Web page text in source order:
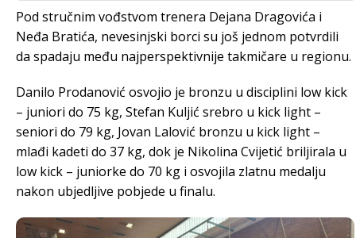
Pod stručnim vođstvom trenera Dejana Dragovića i
Neđa Bratića, nevesinjski borci su još jednom potvrdili
da spadaju među najperspektivnije takmičare u regionu.
Danilo Prodanović osvojio je bronzu u disciplini low kick
– juniori do 75 kg, Stefan Kuljić srebro u kick light –
seniori do 79 kg, Jovan Lalović bronzu u kick light –
mlađi kadeti do 37 kg, dok je Nikolina Cvijetić briljirala u
low kick – juniorke do 70 kg i osvojila zlatnu medalju
nakon ubjedljive pobjede u finalu.